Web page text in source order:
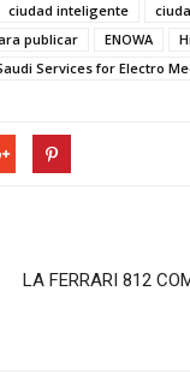
ciudad inteligente
publicar ENOWA
Services for Electro
LA FERRARI 812